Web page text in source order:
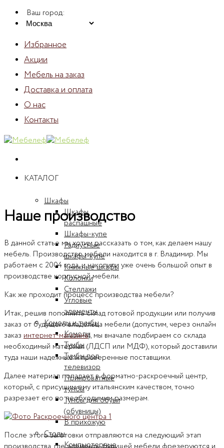
Skip
Ваш город:
Избранное
Акции
Мебель на заказ
Доставка и оплата
О нас
Контакты
КАТАЛОГ
Шкафы
Шкафы
распашные
Шкафы-купе
Радиусные
шкафы-купе
Книжные шкафы
Колонки
Стеллажи
Угловые
элементы
Комоды и тумбы
Комоды
Тумбы
Тумбы под
телевизор
Прикроватные
тумбы
Тумбы для обуви
(обувницы)
В прихожую
Столы
Компьютерные
Наше производство
В данной статье мы хотим рассказать о том, как делаем нашу
мебель. Производство мебели находится в г. Владимир. Мы
работаем с 2004 года, и накопили уже очень большой опыт в
производстве корпусной мебели.
Как же проходит процесс производства мебели?
Итак, решив пополнить склад готовой продукции или получив
заказ от будущего владельца мебели (допустим, через онлайн
заказ интернет-магазина), мы вначале подбираем со склада
необходимый материал (ЛДСП или МДФ), который доставили
туда наши надежные и проверенные поставщики.
Далее материал попадает в форматно-раскроечный центр,
который, с присущим ему итальянским качеством, точно
разрезает его по необходимым размерам.
После этого заготовки отправляются на следующий этап